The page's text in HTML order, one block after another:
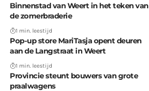
Binnenstad van Weert in het teken van
de zomerbraderie
1 min. leestijd
Pop-up store MariTasja opent deuren
aan de Langstraat in Weert
1 min. leestijd
Provincie steunt bouwers van grote
praalwagens